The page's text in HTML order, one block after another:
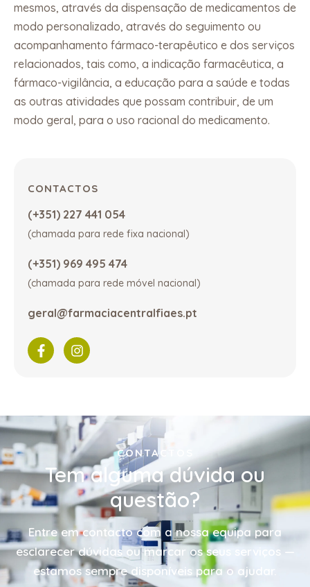
mesmos, através da dispensação de medicamentos de
modo personalizado, através do seguimento ou
acompanhamento fármaco-terapêutico e dos serviços
relacionados, tais como, a indicação farmacêutica, a
fármaco-vigilância, a educação para a saúde e todas
as outras atividades que possam contribuir, de um
modo geral, para o uso racional do medicamento.
CONTACTOS
(+351) 227 441 054
(chamada para rede fixa nacional)
(+351) 969 495 474
(chamada para rede móvel nacional)
geral@farmaciacentralfiaes.pt
CONTACTOS
Tem alguma dúvida ou
questão?
Entre em contacto com a nossa equipa para
esclarecer dúvidas ou marcar os seus serviços —
estamos sempre disponíveis para o ajudar.